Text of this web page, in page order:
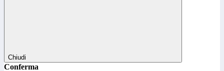
Chiudi
Conferma